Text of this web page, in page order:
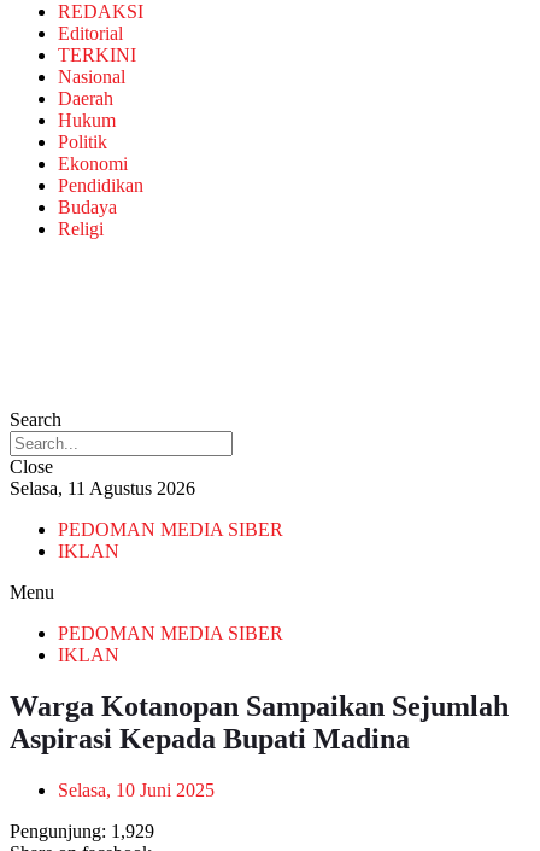
REDAKSI
Editorial
TERKINI
Nasional
Daerah
Hukum
Politik
Ekonomi
Pendidikan
Budaya
Religi
Search
Close
Selasa, 11 Agustus 2026
PEDOMAN MEDIA SIBER
IKLAN
Menu
PEDOMAN MEDIA SIBER
IKLAN
Warga Kotanopan Sampaikan Sejumlah
Aspirasi Kepada Bupati Madina
Selasa, 10 Juni 2025
Pengunjung: 1,929